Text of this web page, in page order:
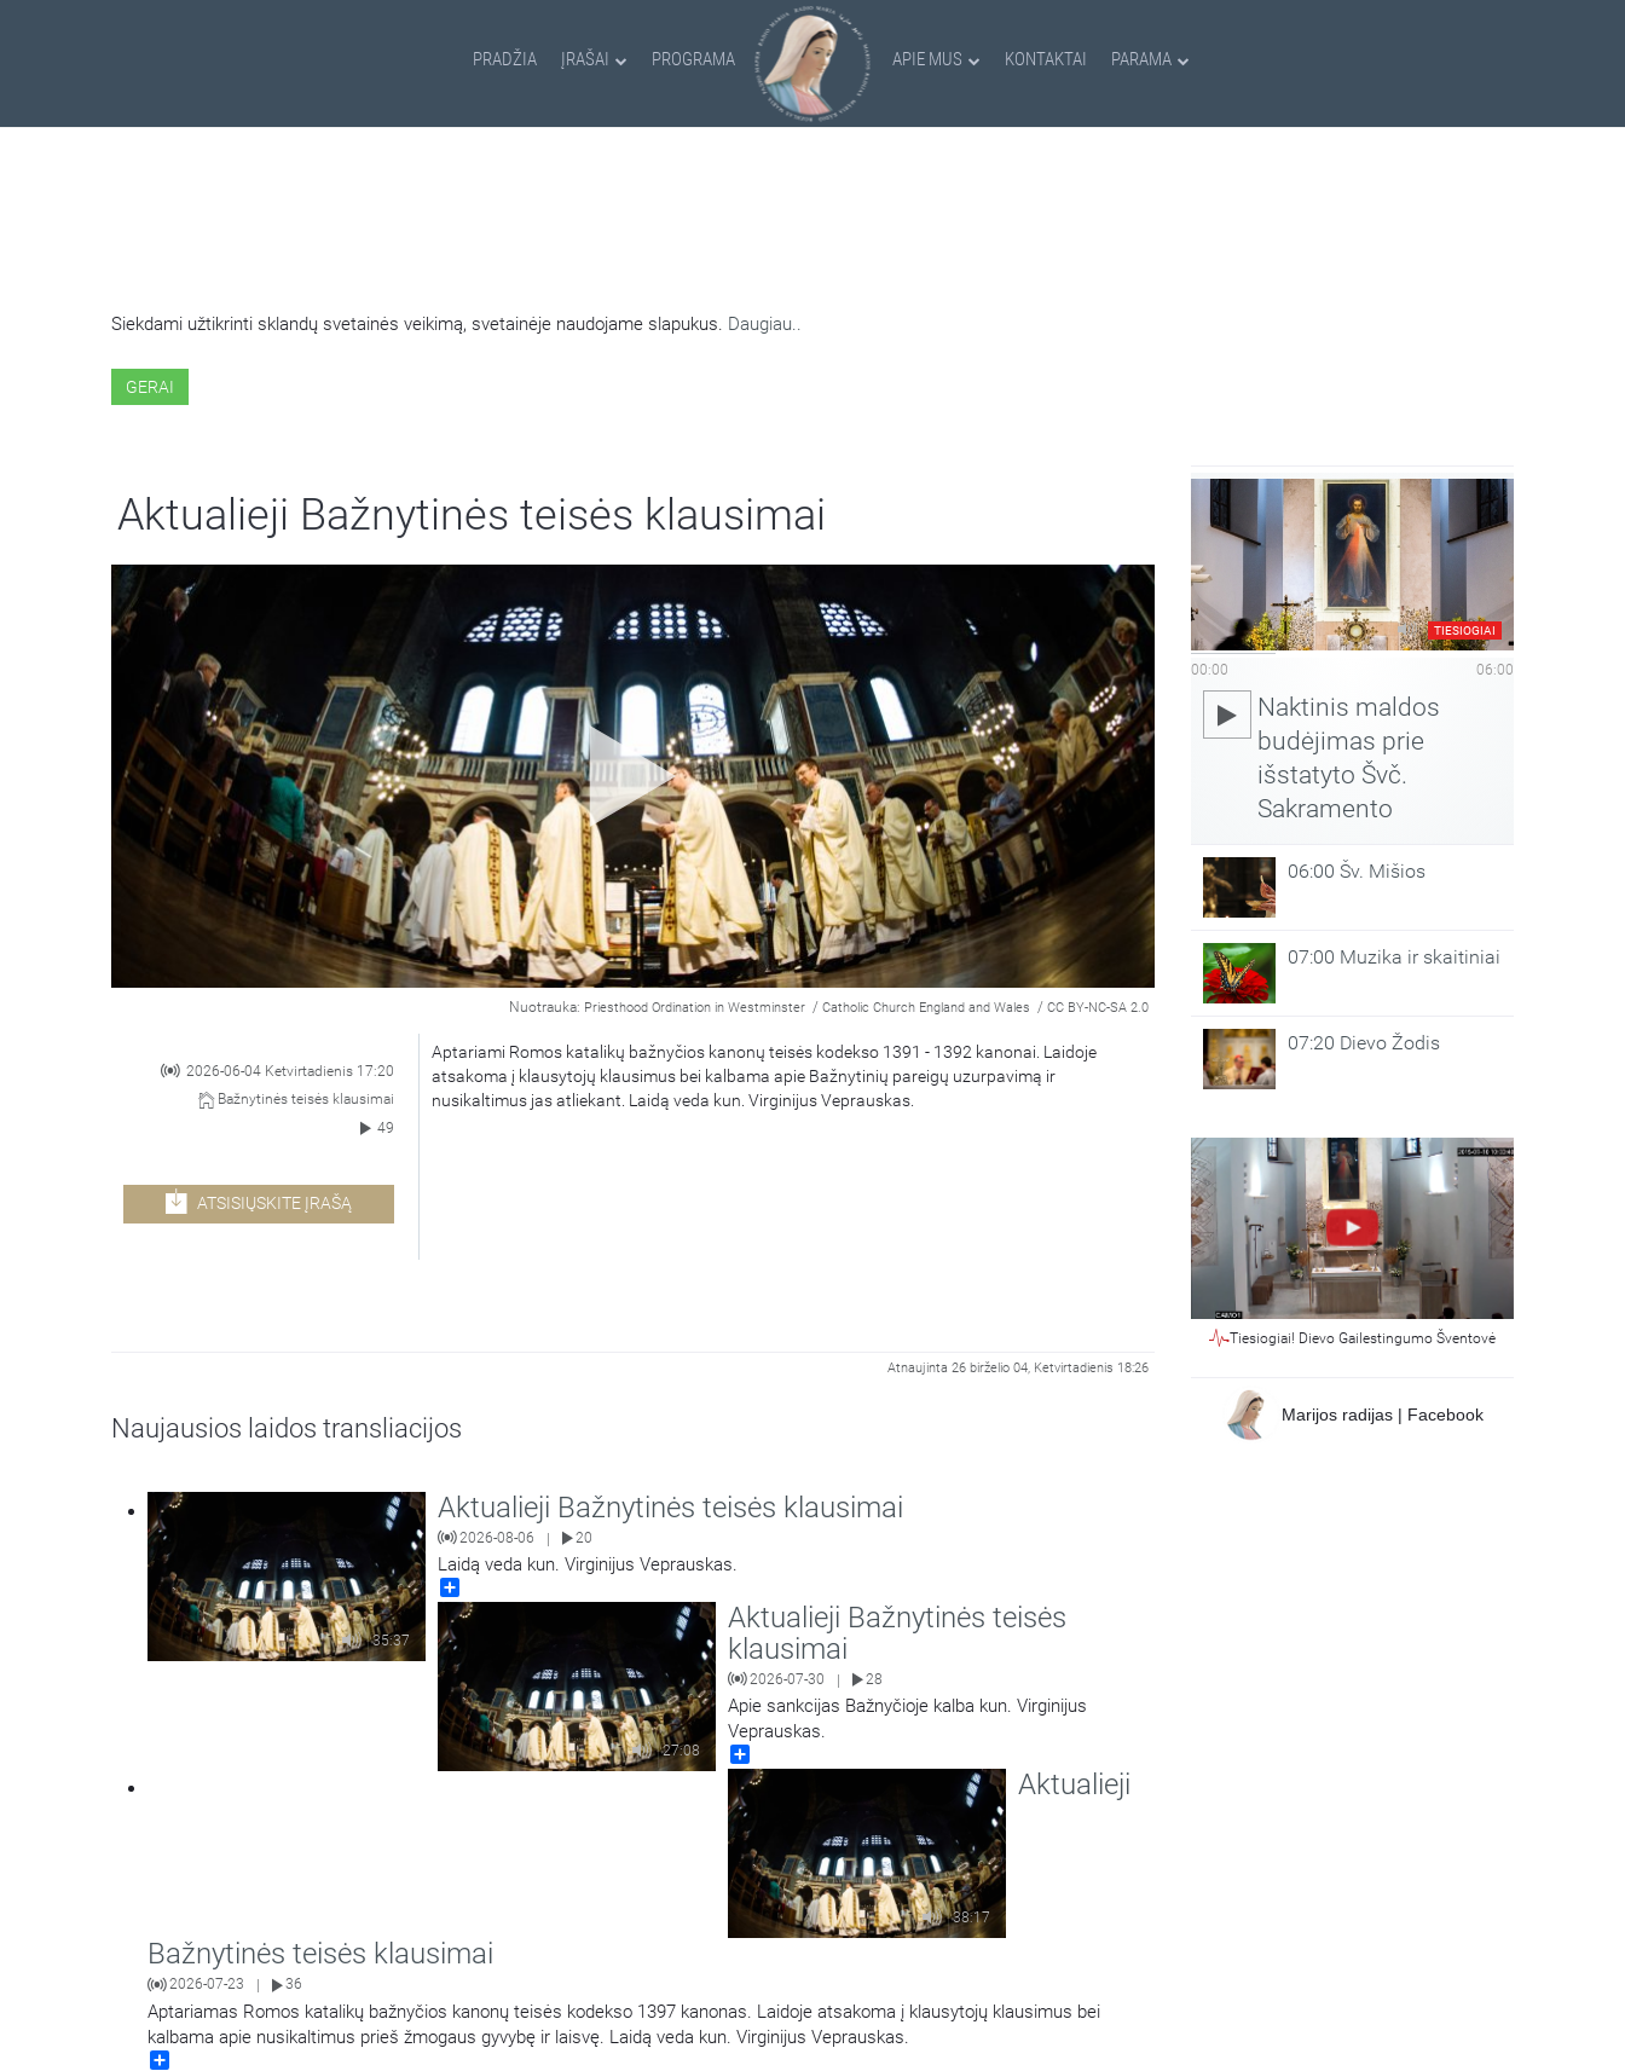
PRADŽIA ĮRAŠAI PROGRAMA APIE MUS KONTAKTAI PARAMA
Siekdami užtikrinti sklandų svetainės veikimą, svetainėje naudojame slapukus. Daugiau..
GERAI
Aktualieji Bažnytinės teisės klausimai
Nuotrauka: Priesthood Ordination in Westminster / Catholic Church England and Wales / CC BY-NC-SA 2.0
2026-06-04 Ketvirtadienis 17:20
Bažnytinės teisės klausimai
49
ATSISIŲSKITE ĮRAŠĄ
Aptariami Romos katalikų bažnyčios kanonų teisės kodekso 1391 - 1392 kanonai. Laidoje
atsakoma į klausytojų klausimus bei kalbama apie Bažnytinių pareigų uzurpavimą ir
nusikaltimus jas atliekant. Laidą veda kun. Virginijus Veprauskas.
Atnaujinta 26 birželio 04, Ketvirtadienis 18:26
Naujausios laidos transliacijos
35:37
Aktualieji Bažnytinės teisės klausimai
2026-08-06 | 20
Laidą veda kun. Virginijus Veprauskas.
27:08
Aktualieji Bažnytinės teisės
klausimai
2026-07-30 | 28
Apie sankcijas Bažnyčioje kalba kun. Virginijus
Veprauskas.
38:17
Aktualieji
Bažnytinės teisės klausimai
2026-07-23 36
Aptariamas Romos katalikų bažnyčios kanonų teisės kodekso 1397 kanonas. Laidoje atsakoma į klausytojų klausimus bei
kalbama apie nusikaltimus prieš žmogaus gyvybę ir laisvę. Laidą veda kun. Virginijus Veprauskas.
TIESIOGIAI
00:00 06:00
Naktinis maldos
budėjimas prie
išstatyto Švč.
Sakramento
06:00 Šv. Mišios
07:00 Muzika ir skaitiniai
07:20 Dievo Žodis
Tiesiogiai! Dievo Gailestingumo Šventovė
Marijos radijas | Facebook